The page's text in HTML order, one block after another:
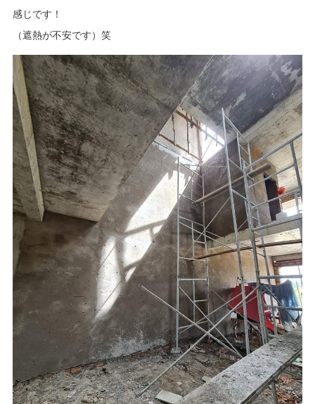
感じです！
（遮熱が不安です）笑